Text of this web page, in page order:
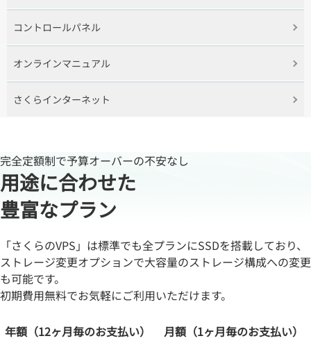
コントロールパネル
オンラインマニュアル
さくらインターネット
完全定額制で予算オーバーの不安なし
用途に合わせた
豊富なプラン
「さくらのVPS」は標準でも全プランにSSDを搭載しており、
ストレージ変更オプションで大容量のストレージ構成への変更
も可能です。
初期費用無料でお気軽にご利用いただけます。
年額 （12ヶ月毎のお支払い） 月額（1ヶ月毎のお支払い）